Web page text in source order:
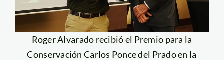
Roger Alvarado recibió el Premio para la
Conservación Carlos Ponce del Prado en la